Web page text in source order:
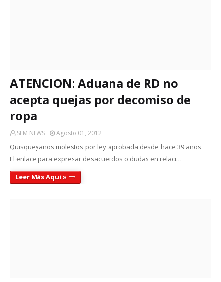
ATENCION: Aduana de RD no
acepta quejas por decomiso de
ropa
SFM NEWS Agosto 01, 2012
Quisqueyanos molestos por ley aprobada desde hace 39 años
El enlace para expresar desacuerdos o dudas en relaci…
Leer Más Aqui »